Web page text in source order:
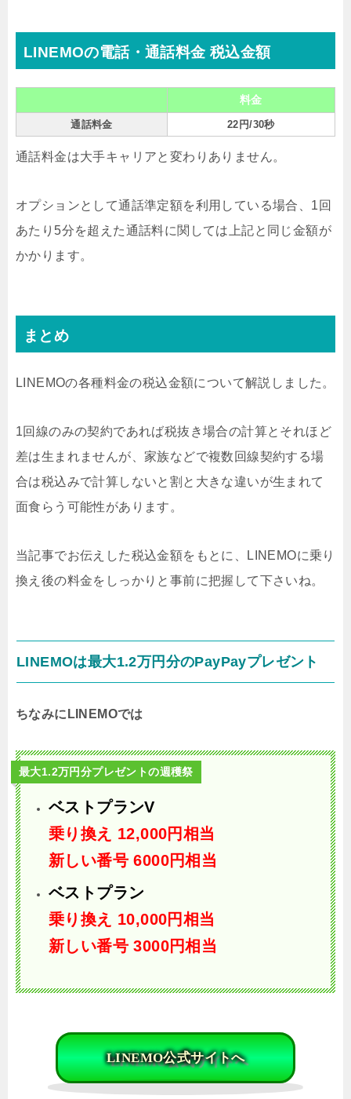
LINEMOの電話・通話料金 税込金額
料金
通話料金 22円/30秒
通話料金は大手キャリアと変わりありません。
オプションとして通話準定額を利用している場合、1回
あたり5分を超えた通話料に関しては上記と同じ金額が
かかります。
まとめ
LINEMOの各種料金の税込金額について解説しました。
1回線のみの契約であれば税抜き場合の計算とそれほど
差は生まれませんが、家族などで複数回線契約する場
合は税込みで計算しないと割と大きな違いが生まれて
面食らう可能性があります。
当記事でお伝えした税込金額をもとに、LINEMOに乗り
換え後の料金をしっかりと事前に把握して下さいね。
LINEMOは最大1.2万円分のPayPayプレゼント
ちなみにLINEMOでは
最大1.2万円分プレゼントの週穫祭
ベストプランV
乗り換え 12,000円相当
新しい番号 6000円相当
ベストプラン
乗り換え 10,000円相当
新しい番号 3000円相当
LINEMO公式サイトへ